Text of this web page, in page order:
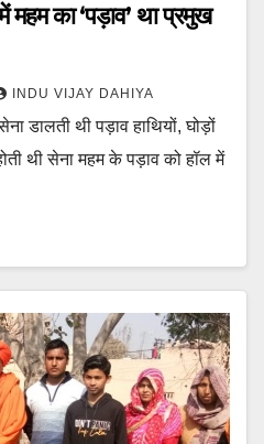
महम का ‘पड़ाव’ था प्रमुख
INDU VIJAY DAHIYA
डालती थी पड़ाव हाथियों, घोड़ों
थी सेना महम के पड़ाव को हॉल में